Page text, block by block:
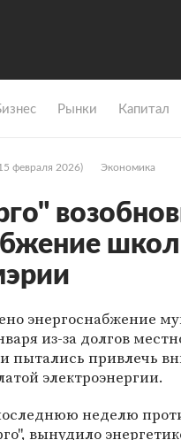
Рынки Капитал
февраля 2026) Экономика
энергоснабжение
из-за долгов
пытались привлечь
электроэнергии.
неделю
вынудило